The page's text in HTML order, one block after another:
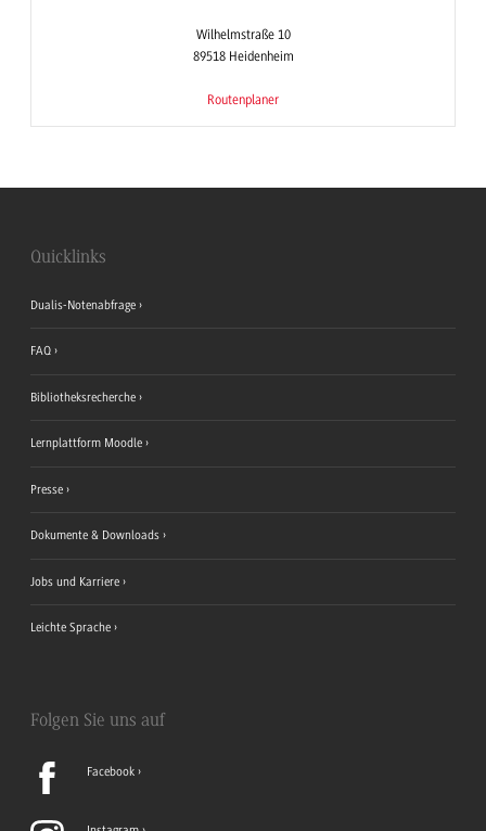
Wilhelmstraße 10
89518 Heidenheim
Routenplaner
Quicklinks
Dualis-Notenabfrage
FAQ
Bibliotheksrecherche
Lernplattform Moodle
Presse
Dokumente & Downloads
Jobs und Karriere
Leichte Sprache
Folgen Sie uns auf
Facebook